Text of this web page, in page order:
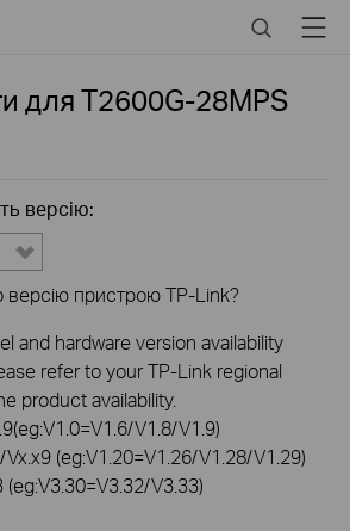
SearchMenu
дляT2600G-28MPS
версію:
версію пристрою TP-Link?
and hardware version availability
refer to your TP-Link regional
product availability.
V1.8/V1.9)
(eg:V1.20=V1.26/V1.28/V1.29)
(eg:V3.30=V3.32/V3.33)